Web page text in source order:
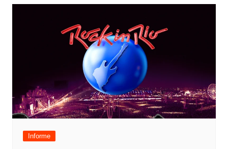
Informe